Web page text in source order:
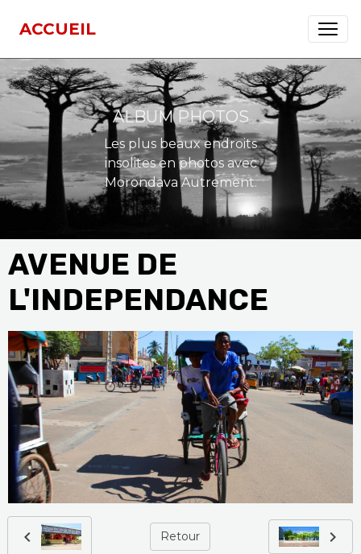
ACCUEIL
ALBUM PHOTOS
Les plus beaux endroits
insolites en photos avec
Morondava Autrement.
AVENUE DE
L'INDEPENDANCE
Retour